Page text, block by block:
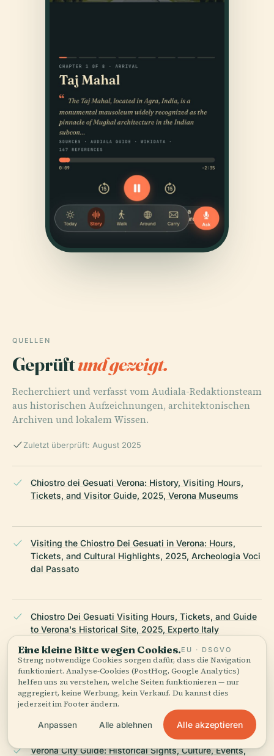
QUELLEN
Geprüftund gezeigt.
Recherchiert und verfasst vom Audiala-Redaktionsteam
aus historischen Aufzeichnungen, architektonischen
Archiven und lokalem Wissen.
Zuletzt überprüft: August 2025
Chiostro dei Gesuati Verona: History, Visiting Hours,
Tickets, and Visitor Guide, 2025, Verona Museums
Visiting the Chiostro Dei Gesuati in Verona: Hours,
Tickets, and Cultural Highlights, 2025, Archeologia Voci
dal Passato
Chiostro Dei Gesuati Visiting Hours, Tickets, and Guide
to Verona's Historical Site, 2025, Experto Italy
Chiostro Dei Gesuati Visiting Hours, Tickets, and Guide
to Verona Historical Sites, 2025, Museo Archeologico al
Teatro Romano Official Site
Verona City Guide: Historical Sights, Culture, Events,
Eine kleine Bitte wegen Cookies.EU · DSGVO
Streng notwendige Cookies sorgen dafür, dass die Navigation
funktioniert. Analyse-Cookies (PostHog, Google Analytics)
helfen uns zu verstehen, welche Seiten funktionieren — nur
aggregiert, keine Werbung, kein Verkauf. Du kannst dies
jederzeit im Footer ändern.
Anpassen Alle ablehnen Alle akzeptieren